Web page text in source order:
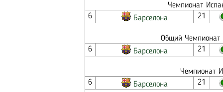
Чемпионат
6
Барселона 21
Общий
6
Барселона 21
Чемпионат
6
Барселона 21